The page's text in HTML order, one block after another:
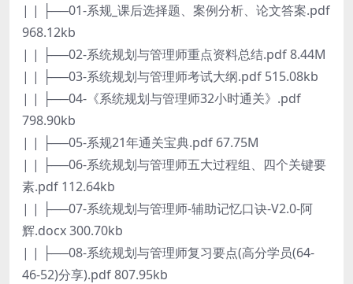
| | ├──01-系规_课后选择题、案例分析、论文答案.pdf
968.12kb
| | ├──02-系统规划与管理师重点资料总结.pdf 8.44M
| | ├──03-系统规划与管理师考试大纲.pdf 515.08kb
| | ├──04-《系统规划与管理师32小时通关》.pdf
798.90kb
| | ├──05-系规21年通关宝典.pdf 67.75M
| | ├──06-系统规划与管理师五大过程组、四个关键要
素.pdf 112.64kb
| | ├──07-系统规划与管理师-辅助记忆口诀-V2.0-阿
辉.docx 300.70kb
| | ├──08-系统规划与管理师复习要点(高分学员(64-
46-52)分享).pdf 807.95kb